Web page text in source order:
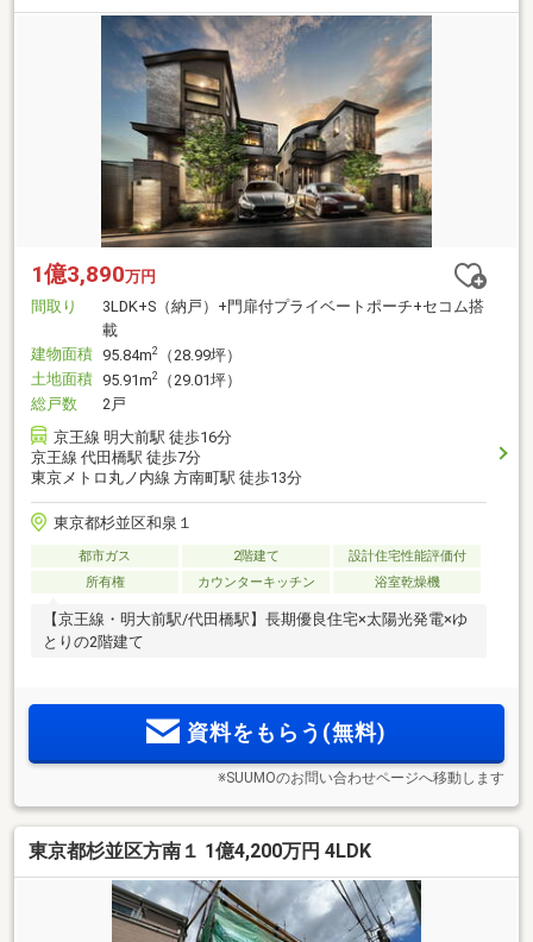
1億3,890万円
間取り
3LDK+S（納戸）+門扉付プライベートポーチ+セコム搭
載
建物面積 95.84m2
（28.99坪）
土地面積 95.91m2
（29.01坪）
総戸数
2戸
京王線 明大前駅 徒歩16分
京王線 代田橋駅 徒歩7分
東京メトロ丸ノ内線 方南町駅 徒歩13分
東京都杉並区和泉１
都市ガス 2階建て
設計住宅性能評価付
所有権
カウンターキッチン 浴室乾燥機
【京王線・明大前駅/代田橋駅】長期優良住宅×太陽光発電×ゆ
とりの2階建て
資料をもらう(無料)
※SUUMOのお問い合わせページへ移動します
東京都杉並区方南１ 1億4,200万円 4LDK